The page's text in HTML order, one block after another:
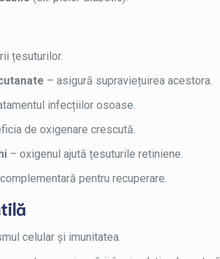
țesuturilor.
– asigură supraviețuirea acestora.
infecțiilor osoase.
de oxigenare crescută.
– oxigenul ajută țesuturile retiniene.
pentru recuperare.
celular și imunitatea.